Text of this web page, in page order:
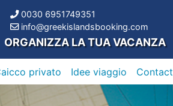
0030 6951749351
info@greekislandsbooking.com
ORGANIZZA LA TUA VACANZA
Caicco privato Idee viaggio Contact